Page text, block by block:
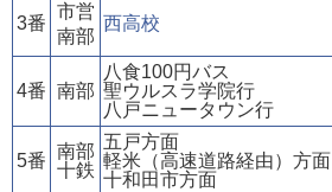
3番
市営
南部
西高校
4番 南部
八食100円バス
聖ウルスラ学院行
八戸ニュータウン行
5番 南部
十鉄
五戸方面
軽米（高速道路経由）方面
十和田市方面